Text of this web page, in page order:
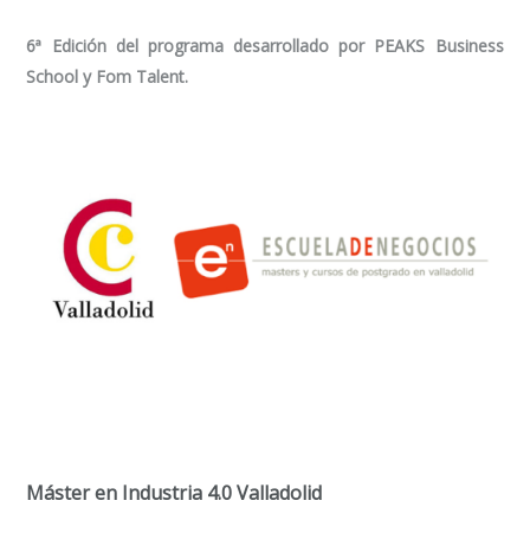
6ª Edición del programa desarrollado por PEAKS Business
School y Fom Talent.
Máster en Industria 4.0 Valladolid